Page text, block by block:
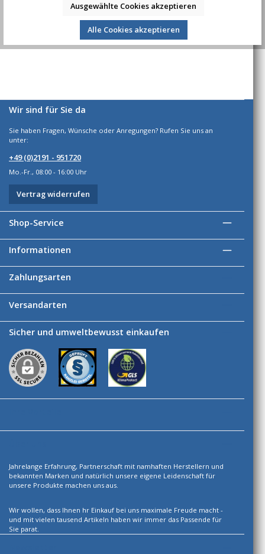
Wir sind für Sie da
Sie haben Fragen, Wünsche oder Anregungen? Rufen Sie uns an
unter:
+49 (0)2191 - 951720
Mo.-Fr., 08:00 - 16:00 Uhr
Vertrag widerrufen
Shop-Service
Informationen
Zahlungsarten
Versandarten
Sicher und umweltbewusst einkaufen
Jahrelange Erfahrung, Partnerschaft mit namhaften Herstellern und
bekannten Marken und natürlich unsere eigene Leidenschaft für
unsere Produkte machen uns aus.
Wir wollen, dass Ihnen hr Einkauf bei uns maximale Freude macht -
und mit vielen tausend Artikeln haben wir immer das Passende für
Sie parat.
Ausgewählte Cookies akzeptieren
Alle Cookies akzeptieren